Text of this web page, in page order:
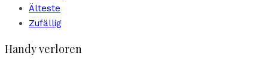
Älteste
Zufällig
Handy verloren